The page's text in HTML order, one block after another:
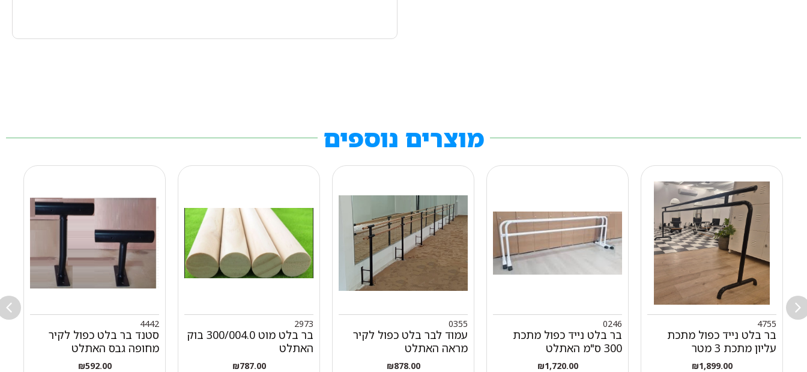
מוצרים נוספים
4755
בר בלט נייד כפול מתכת
עליון מתכת 3 מטר
₪1,899.00
0246
בר בלט נייד כפול מתכת
300 ס"מ האתלט
₪1,720.00
0355
עמוד לבר בלט כפול לקיר
מראה האתלט
₪878.00
2973
בר בלט מוט 300/004.0 בוק
האתלט
₪787.00
4442
סטנד בר בלט כפול לקיר
מחופה גבס האתלט
₪592.00